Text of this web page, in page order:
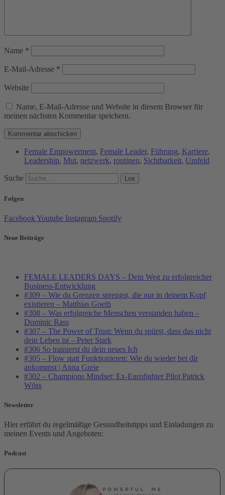
Name *
E-Mail-Adresse *
Website
Name, E-Mail-Adresse und Website in diesem Browser für
meinen nächsten Kommentar speichern.
Female Empowerment, Female Leader, Führung, Karriere,
Leadership, Mut, netzwerk, routinen, Sichtbarkeit, Umfeld
Suche Los
Folgen
Facebook Youtube Instagram Spotify
Neue Beiträge
FEMALE LEADERS DAYS – Dein Weg zu erfolgreicher
Business-Entwicklung
#309 – Wie du Grenzen sprengst, die nur in deinem Kopf
existieren – Matthias Goeth
#308 – Was erfolgreiche Menschen verstanden haben –
Dominic Rass
#307 – The Power of Trust: Wenn du spürst, dass das nicht
dein Leben ist – Peter Stark
#306 So trainierst du dein neues Ich
#305 – Flow statt Funktionieren: Wie du wieder bei dir
ankommst | Anna Greie
#302 – Champions Mindset: Ex-Eurofighter Pilot Patrick
Wöss
Newsletter
Hier erfährt du regelmäßige Gesundheitstipps und Einladungen zu
meinen Events und Angeboten:
Podcast